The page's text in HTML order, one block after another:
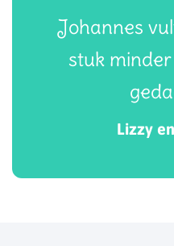
Johannes
stuk
Lizzy